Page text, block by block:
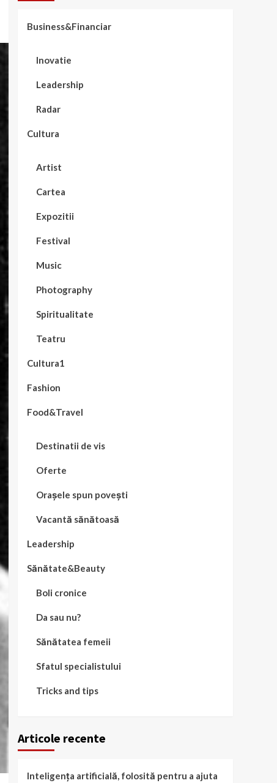
Business&Financiar
Inovatie
Leadership
Radar
Cultura
Artist
Cartea
Expozitii
Festival
Music
Photography
Spiritualitate
Teatru
Cultura1
Fashion
Food&Travel
Destinatii de vis
Oferte
Orașele spun povești
Vacantă sănătoasă
Leadership
Sănătate&Beauty
Boli cronice
Da sau nu?
Sănătatea femeii
Sfatul specialistului
Tricks and tips
Articole recente
Inteligența artificială, folosită pentru a ajuta